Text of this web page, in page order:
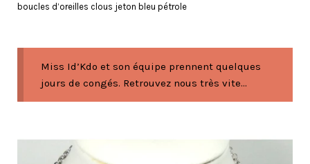
boucles d’oreilles clous jeton bleu pétrole
Miss Id’Kdo et son équipe prennent quelques
jours de congés. Retrouvez nous très vite...